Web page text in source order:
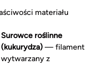
materiału
Surowce roślinne
(kukurydza)— filament
wytwarzany z